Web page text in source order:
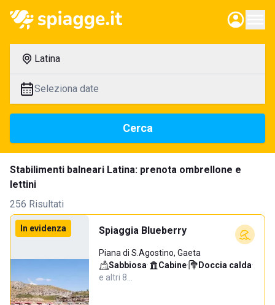
Latina
Seleziona date
Cerca
Stabilimenti balneari Latina: prenota ombrellone e
lettini
256 Risultati
In evidenza Spiaggia Blueberry
Piana di S.Agostino, Gaeta
Sabbiosa· Cabine· Doccia calda·
e altri 8…